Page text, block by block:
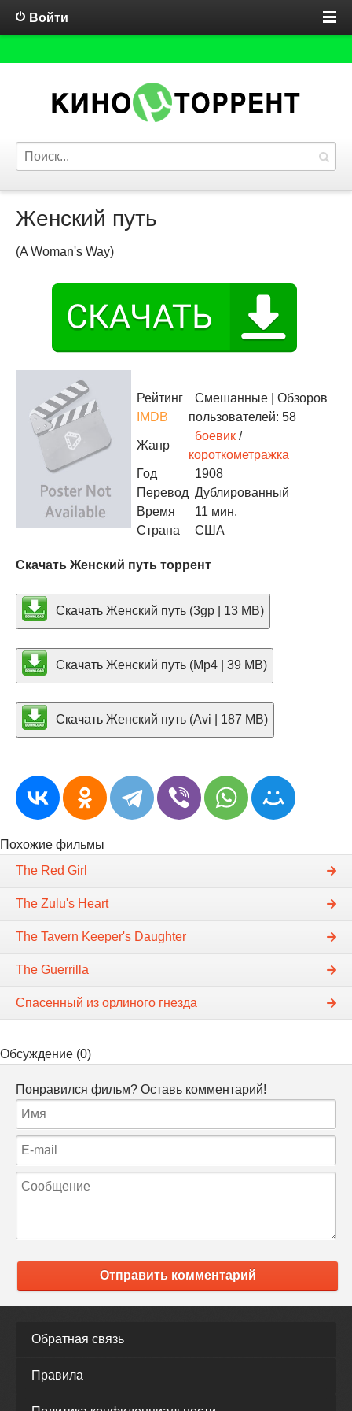
Войти
Женский путь
(A Woman's Way)
Рейтинг
IMDB
Смешанные | Обзоров
пользователей: 58
Жанр
боевик /
короткометражка
Год
1908
Перевод Дублированный
Время
11 мин.
Страна
США
Скачать Женский путь торрент
Скачать Женский путь (3gp | 13 MB)
Скачать Женский путь (Mp4 | 39 MB)
Скачать Женский путь (Avi | 187 MB)
Похожие фильмы
The Red Girl
The Zulu's Heart
The Tavern Keeper's Daughter
The Guerrilla
Спасенный из орлиного гнезда
Обсуждение (0)
Понравился фильм? Оставь комментарий!
Отправить комментарий
Обратная связь
Правила